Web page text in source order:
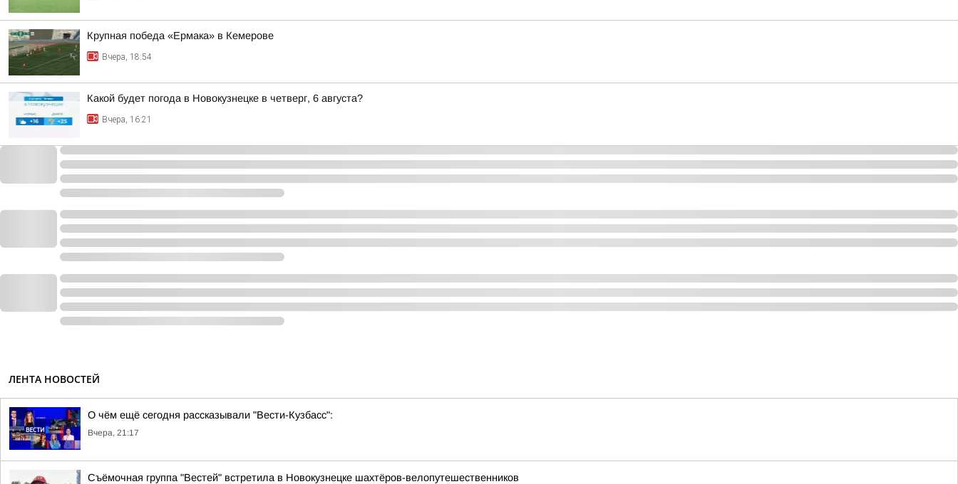
Крупная победа «Ермака» в Кемерове
Вчера, 18:54
Какой будет погода в Новокузнецке в четверг, 6 августа?
Вчера, 16:21
ЛЕНТА НОВОСТЕЙ
О чём ещё сегодня рассказывали "Вести-Кузбасс":
Вчера, 21:17
Съёмочная группа "Вестей" встретила в Новокузнецке шахтёров-велопутешественников